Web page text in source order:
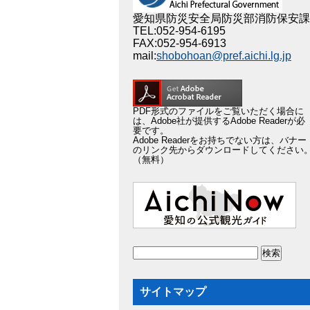
愛知県防災安全局防災部消防保安課
TEL:052-954-6195
FAX:052-954-6913
mail:shobohoan@pref.aichi.lg.jp
PDF形式のファイルをご覧いただく場合に
は、Adobe社が提供するAdobe Readerが必
要です。
Adobe Readerをお持ちでない方は、バナー
のリンク先からダウンロードしてください
（無料）
サイトマップ